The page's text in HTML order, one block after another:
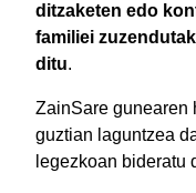
ditzaketen edo
familiei
ditu.
ZainSare gunearen
guztian laguntzea
legezkoan bideratu